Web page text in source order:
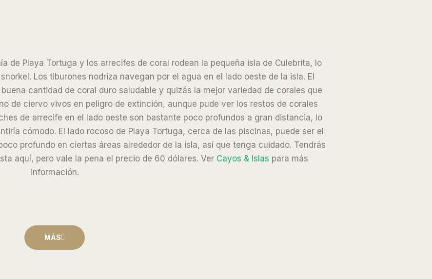
de Playa Tortuga y los arrecifes de coral rodean la pequeña isla de Culebrita, lo
Los tiburones nodriza navegan por el agua en el lado oeste de la isla. El
cantidad de coral duro saludable y quizás la mejor variedad de corales que
de ciervo vivos en peligro de extinción, aunque pude ver los restos de corales
de arrecife en el lado oeste son bastante poco profundos a gran distancia, lo
cómodo. El lado rocoso de Playa Tortuga, cerca de las piscinas, puede ser el
profundo en ciertas áreas alrededor de la isla, así que tenga cuidado. Tendrás
aquí, pero vale la pena el precio de 60 dólares. Ver Cayos & Islas para más
información.
MÁS